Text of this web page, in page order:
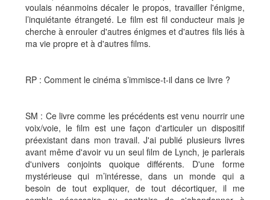
voulais néanmoins décaler le propos, travailler l'énigme,
l’inquiétante étrangeté. Le film est fil conducteur mais je
cherche à enrouler d'autres énigmes et d'autres fils liés à
ma vie propre et à d'autres films.
RP : Comment le cinéma s’immisce-t-il dans ce livre ?
SM : Ce livre comme les précédents est venu nourrir une
voix/voie, le film est une façon d'articuler un dispositif
préexistant dans mon travail. J'ai publié plusieurs livres
avant même d'avoir vu un seul film de Lynch, je parlerais
d'univers conjoints quoique différents. D'une forme
mystérieuse qui m’intéresse, dans un monde qui a
besoin de tout expliquer, de tout décortiquer, il me